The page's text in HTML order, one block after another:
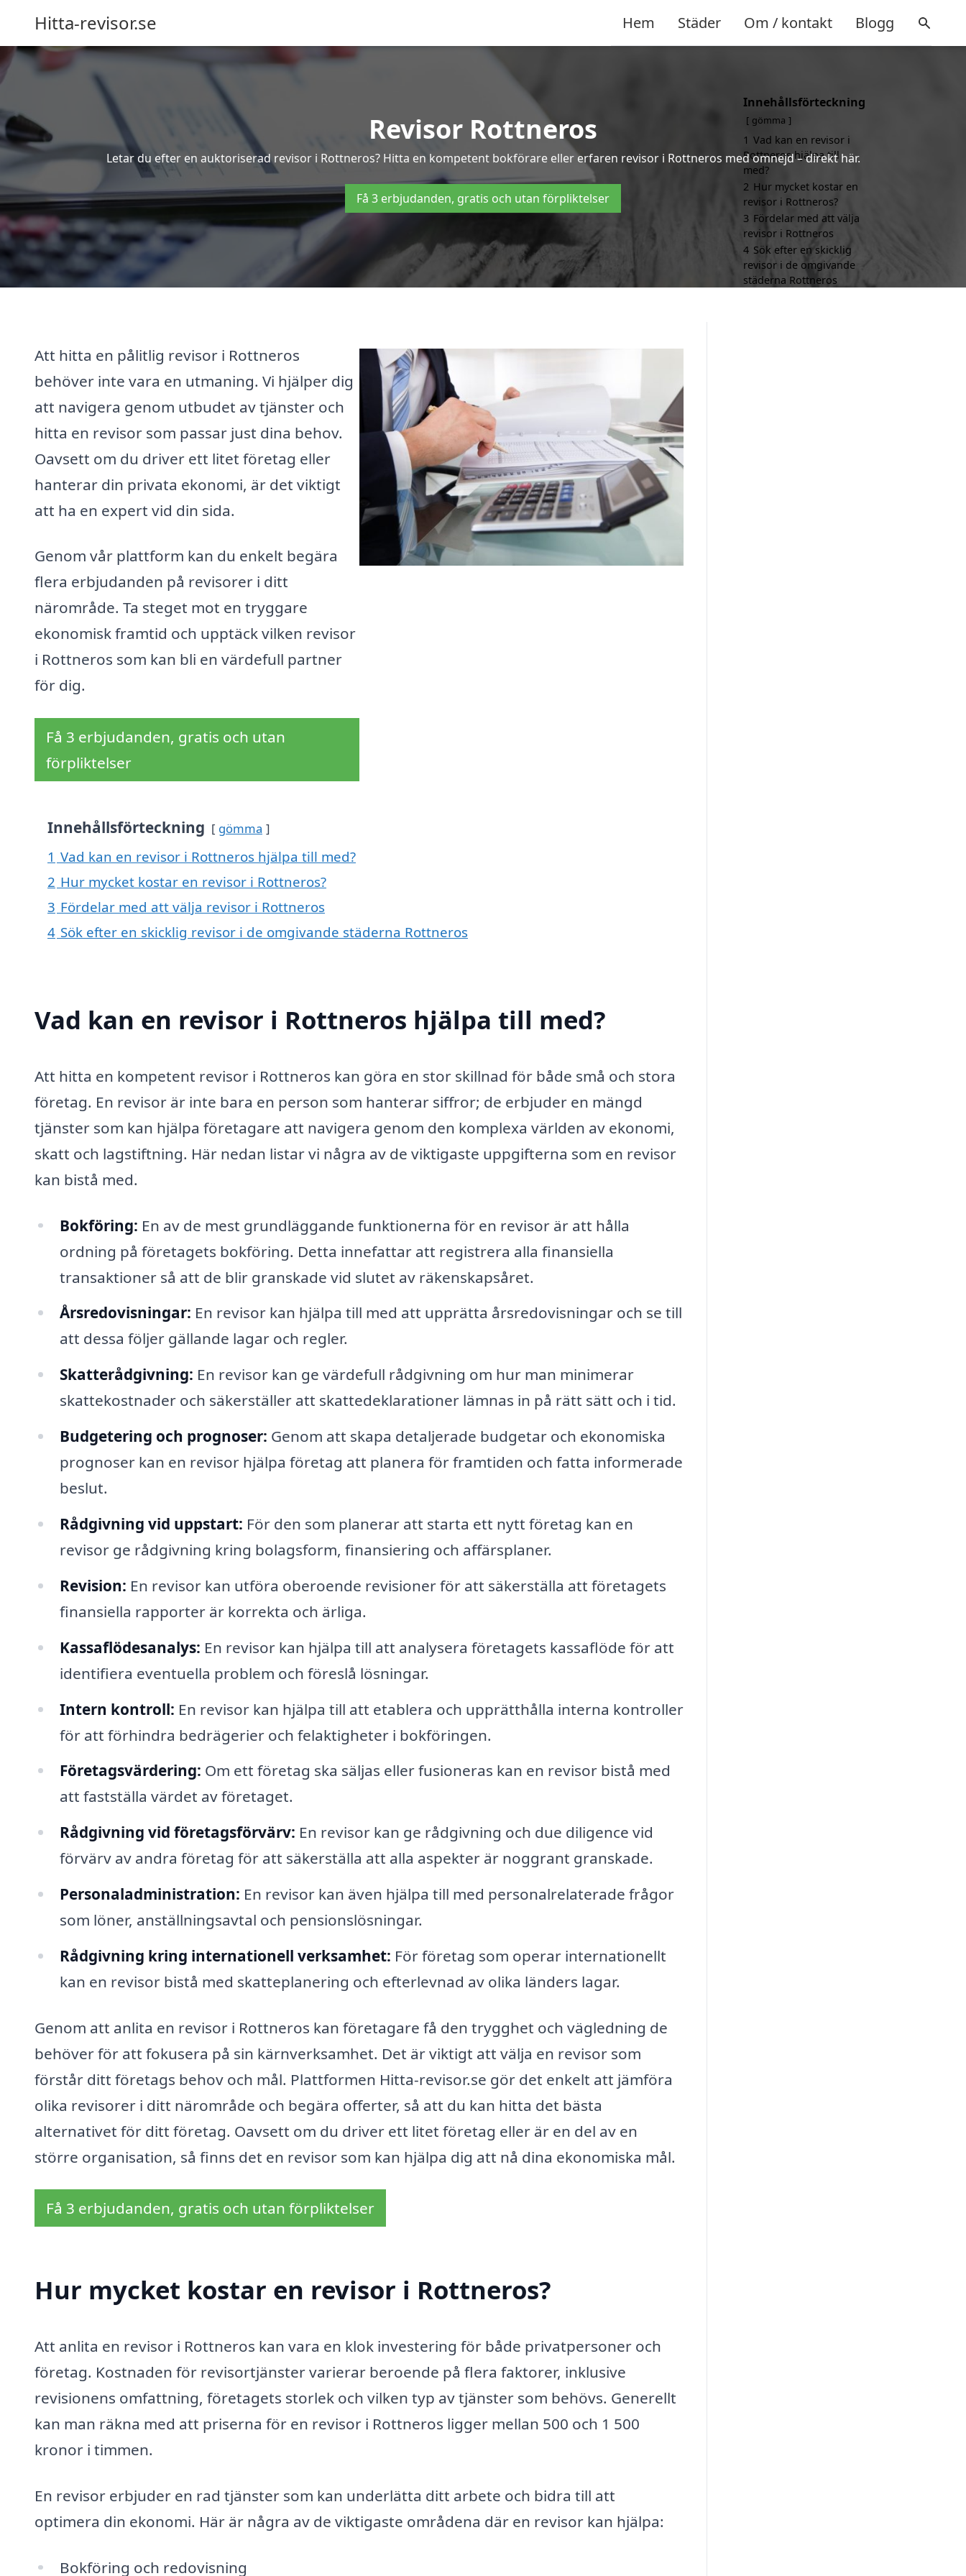
Hitta-revisor.se Hem Städer Om / kontakt Blogg
Revisor Rottneros
Letar du efter en auktoriserad revisor i Rottneros? Hitta en kompetent bokförare eller erfaren revisor i Rottneros med omnejd – direkt här.
Få 3 erbjudanden, gratis och utan förpliktelser
Att hitta en pålitlig revisor i Rottneros
behöver inte vara en utmaning. Vi hjälper dig
att navigera genom utbudet av tjänster och
hitta en revisor som passar just dina behov.
Oavsett om du driver ett litet företag eller
hanterar din privata ekonomi, är det viktigt
att ha en expert vid din sida.
Genom vår plattform kan du enkelt begära
flera erbjudanden på revisorer i ditt
närområde. Ta steget mot en tryggare
ekonomisk framtid och upptäck vilken revisor
i Rottneros som kan bli en värdefull partner
för dig.
Få 3 erbjudanden, gratis och utan
förpliktelser
Innehållsförteckning gömma
1 Vad kan en revisor i Rottneros hjälpa till med?
2 Hur mycket kostar en revisor i Rottneros?
3 Fördelar med att välja revisor i Rottneros
4 Sök efter en skicklig revisor i de omgivande städerna Rottneros
Vad kan en revisor i Rottneros hjälpa till med?
Att hitta en kompetent revisor i Rottneros kan göra en stor skillnad för både små och stora
företag. En revisor är inte bara en person som hanterar siffror; de erbjuder en mängd
tjänster som kan hjälpa företagare att navigera genom den komplexa världen av ekonomi,
skatt och lagstiftning. Här nedan listar vi några av de viktigaste uppgifterna som en revisor
kan bistå med.
Bokföring: En av de mest grundläggande funktionerna för en revisor är att hålla
ordning på företagets bokföring. Detta innefattar att registrera alla finansiella
transaktioner så att de blir granskade vid slutet av räkenskapsåret.
Årsredovisningar: En revisor kan hjälpa till med att upprätta årsredovisningar och se till
att dessa följer gällande lagar och regler.
Skatterådgivning: En revisor kan ge värdefull rådgivning om hur man minimerar
skattekostnader och säkerställer att skattedeklarationer lämnas in på rätt sätt och i tid.
Budgetering och prognoser: Genom att skapa detaljerade budgetar och ekonomiska
prognoser kan en revisor hjälpa företag att planera för framtiden och fatta informerade
beslut.
Rådgivning vid uppstart: För den som planerar att starta ett nytt företag kan en
revisor ge rådgivning kring bolagsform, finansiering och affärsplaner.
Revision: En revisor kan utföra oberoende revisioner för att säkerställa att företagets
finansiella rapporter är korrekta och ärliga.
Kassaflödesanalys: En revisor kan hjälpa till att analysera företagets kassaflöde för att
identifiera eventuella problem och föreslå lösningar.
Intern kontroll: En revisor kan hjälpa till att etablera och upprätthålla interna kontroller
för att förhindra bedrägerier och felaktigheter i bokföringen.
Företagsvärdering: Om ett företag ska säljas eller fusioneras kan en revisor bistå med
att fastställa värdet av företaget.
Rådgivning vid företagsförvärv: En revisor kan ge rådgivning och due diligence vid
förvärv av andra företag för att säkerställa att alla aspekter är noggrant granskade.
Personaladministration: En revisor kan även hjälpa till med personalrelaterade frågor
som löner, anställningsavtal och pensionslösningar.
Rådgivning kring internationell verksamhet: För företag som operar internationellt
kan en revisor bistå med skatteplanering och efterlevnad av olika länders lagar.
Genom att anlita en revisor i Rottneros kan företagare få den trygghet och vägledning de
behöver för att fokusera på sin kärnverksamhet. Det är viktigt att välja en revisor som
förstår ditt företags behov och mål. Plattformen Hitta-revisor.se gör det enkelt att jämföra
olika revisorer i ditt närområde och begära offerter, så att du kan hitta det bästa
alternativet för ditt företag. Oavsett om du driver ett litet företag eller är en del av en
större organisation, så finns det en revisor som kan hjälpa dig att nå dina ekonomiska mål.
Få 3 erbjudanden, gratis och utan förpliktelser
Hur mycket kostar en revisor i Rottneros?
Att anlita en revisor i Rottneros kan vara en klok investering för både privatpersoner och
företag. Kostnaden för revisortjänster varierar beroende på flera faktorer, inklusive
revisionens omfattning, företagets storlek och vilken typ av tjänster som behövs. Generellt
kan man räkna med att priserna för en revisor i Rottneros ligger mellan 500 och 1 500
kronor i timmen.
En revisor erbjuder en rad tjänster som kan underlätta ditt arbete och bidra till att
optimera din ekonomi. Här är några av de viktigaste områdena där en revisor kan hjälpa:
Bokföring och redovisning
Innehållsförteckning
gömma
1 Vad kan en revisor i
Rottneros hjälpa till
med?
2 Hur mycket kostar en
revisor i Rottneros?
3 Fördelar med att välja
revisor i Rottneros
4 Sök efter en skicklig
revisor i de omgivande
städerna Rottneros